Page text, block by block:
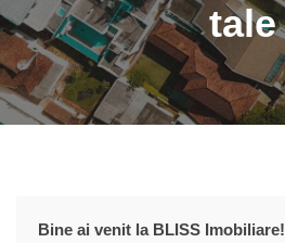
tale
Bine ai venit la BLISS Imobiliare!